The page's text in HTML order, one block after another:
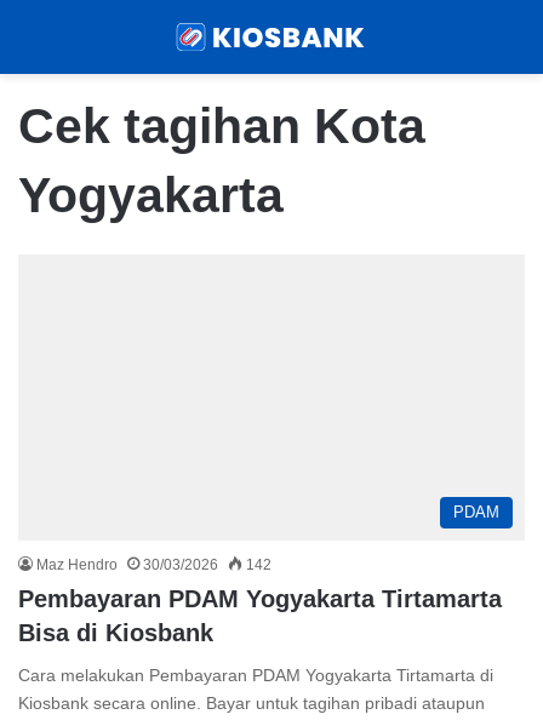
Cek tagihan Kota
Yogyakarta
PDAM
Maz Hendro 30/03/2026 142
Pembayaran PDAM Yogyakarta Tirtamarta
Bisa di Kiosbank
Cara melakukan Pembayaran PDAM Yogyakarta Tirtamarta di
Kiosbank secara online. Bayar untuk tagihan pribadi ataupun